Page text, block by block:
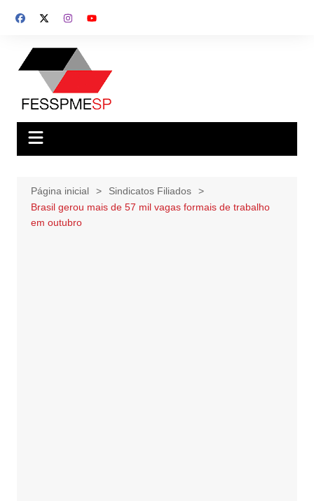
para
conteúdo
Página inicial
Sindicatos Filiados
Brasil gerou mais de 57 mil vagas formais de trabalho
em outubro